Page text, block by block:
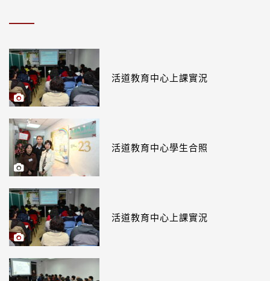
活道教育中心上課實況
活道教育中心學生合照
活道教育中心上課實況